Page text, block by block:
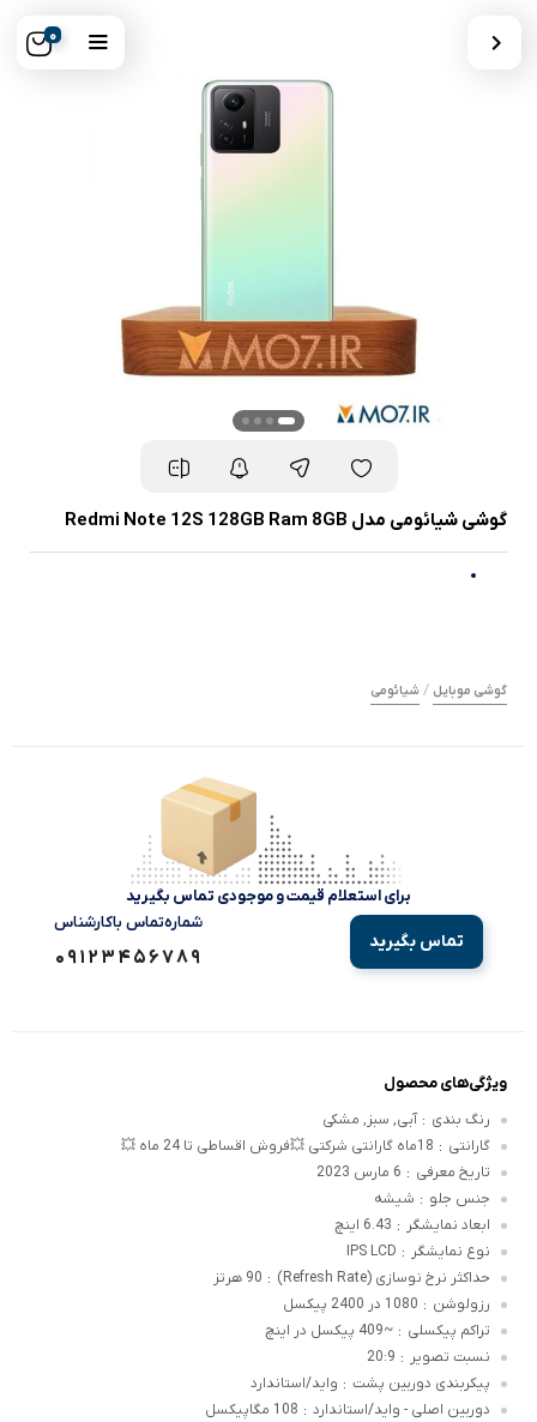
0
گوشی شیائومی مدل Redmi Note 12S 128GB Ram 8GB
گوشی موبایل / شیائومی
برای استعلام قیمت و موجودی تماس بگیرید
تماس بگیرید
شماره‌تماس‌ با‌کارشناس
09123456789
ویژگی‌های محصول
رنگ بندی : آبی, سبز, مشکی
گارانتی : 18ماه گارانتی شرکتی 💥فروش اقساطی تا 24 ماه 💥
تاریخ معرفی : 6 مارس 2023
جنس جلو : شیشه
ابعاد نمایشگر : 6.43 اینچ
نوع نمایشگر :
IPS LCD
حداکثر نرخ نوسازی (Refresh Rate)
: 90 هرتز
رزولوشن : 1080 در 2400 پیکسل
تراکم پیکسلی : ~409 پیکسل در اینچ
نسبت تصویر :
20:9
پیکربندی دوربین پشت : واید/استاندارد
دوربین اصلی - واید/استاندارد : 108 مگاپیکسل